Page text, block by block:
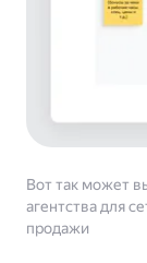
Вот так может
агентства для
продажи